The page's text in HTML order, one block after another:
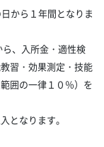
から１年間となりま
、入所金・適性検
習・効果測定・技能
囲の一律１０％）を
となります。